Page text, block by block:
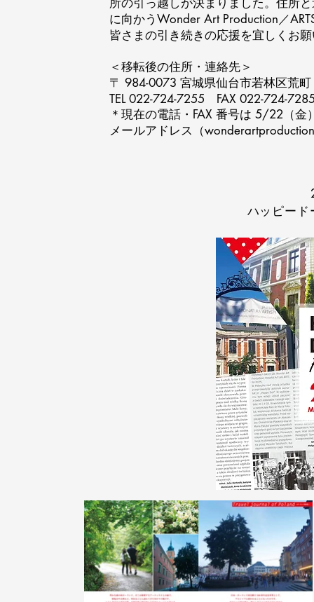
に向かうWonder Art Production／
皆さまの引き続きの応援を宜しくお
＜移転後の住所・連絡先＞
〒 984-0073 宮城県仙台市若林区荒
TEL 022-724-7255 FAX 022-724-
＊現在の電話・FAX 番号は 5/22（
メールアドレス（
ハッピード